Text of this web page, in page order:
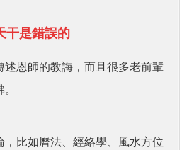
干是錯誤的
恩師的教誨，而且很多老前輩
比如曆法、經絡學、風水方位